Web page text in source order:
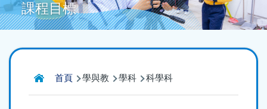
課程目標
導
航
首頁 學與教 學科 科學科